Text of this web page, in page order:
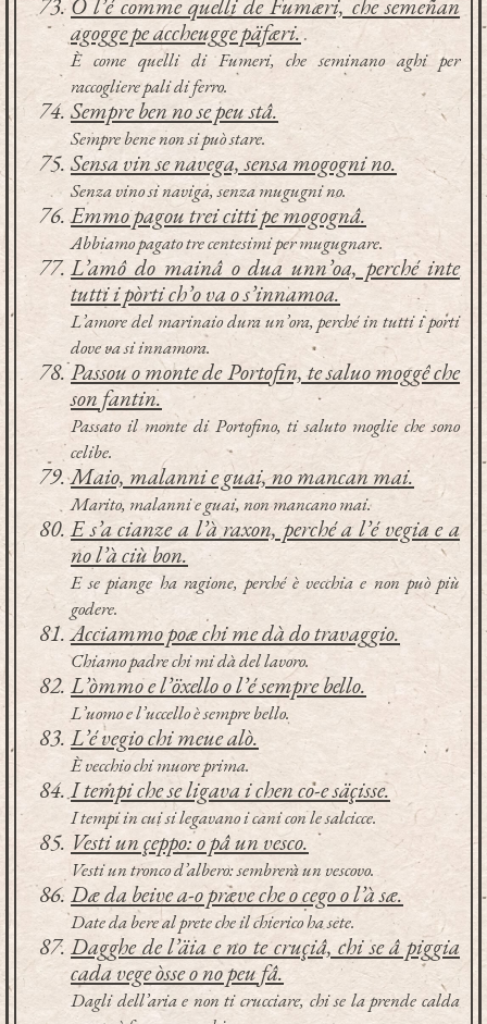
agogge pe accheugge päfæri.
È come quelli di Fumeri, che seminano aghi per
raccogliere pali di ferro.
Sempre ben no se peu stâ.
Sempre bene non si può stare.
Sensa vin se navega, sensa mogogni no.
Senza vino si naviga, senza mugugni no.
Emmo pagou trei citti pe mogognâ.
Abbiamo pagato tre centesimi per mugugnare.
L’amô do mainâ o dua unn’oa, perché inte
tutti i pòrti ch’o va o s’innamoa.
L’amore del marinaio dura un’ora, perché in tutti i porti
dove va si innamora.
Passou o monte de Portofin, te saluo moggê che
son fantin.
Passato il monte di Portofino, ti saluto moglie che sono
celibe.
Maio, malanni e guai, no mancan mai.
Marito, malanni e guai, non mancano mai.
E s’a cianze a l’à raxon, perché a l’é vegia e a
no l’à ciù bon.
E se piange ha ragione, perché è vecchia e non può più
godere.
Acciammo poæ chi me dà do travaggio.
Chiamo padre chi mi dà del lavoro.
L’òmmo e l’öxello o l’é sempre bello.
L’uomo e l’uccello è sempre bello.
L’é vegio chi meue alò.
È vecchio chi muore prima.
I tempi che se ligava i chen co-e säçisse.
I tempi in cui si legavano i cani con le salcicce.
Vesti un çeppo: o pâ un vesco.
Vesti un tronco d’albero: sembrerà un vescovo.
Dæ da beive a-o præve che o cego o l’à sæ.
Date da bere al prete che il chierico ha sete.
Dagghe de l’äia e no te cruçiâ, chi se â piggia
cada vege òsse o no peu fâ.
Dagli dell’aria e non ti crucciare, chi se la prende calda